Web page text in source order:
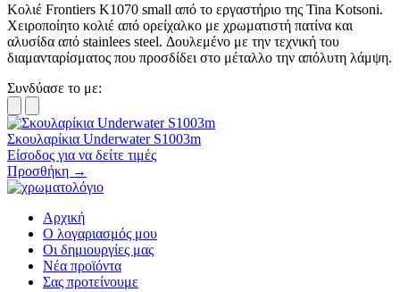
Κολιέ Frontiers K1070 small από το εργαστήριο της Tina Kotsoni.
Χειροποίητο κολιέ από ορείχαλκο με χρωματιστή πατίνα και
αλυσίδα από stainlees steel. Δουλεμένο με την τεχνική του
διαμανταρίσματος που προσδίδει στο μέταλλο την απόλυτη λάμψη.
Συνδύασε το με:
Σκουλαρίκια Underwater S1003m
Είσοδος για να δείτε τιμές
Προσθήκη →
Αρχική
Ο λογαριασμός μου
Οι δημιουργίες μας
Νέα προϊόντα
Σας προτείνουμε